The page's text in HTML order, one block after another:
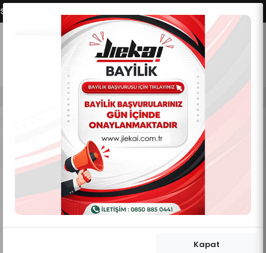
AKTİFLEŞMİŞTİR.
Mobil Menü
Mobil Menü
Mobil Menü
ÇOCUK KASK PELUŞU
KASK DİĞERLERİ ÇOCUK KASK PELUŞU
Kategori Filtreleme Göster/Gizle
Kapat